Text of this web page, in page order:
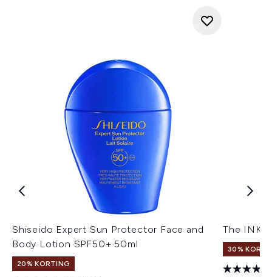
Shiseido Expert Sun Protector Face and
Body Lotion SPF50+ 50ml
20% KORTING
The
30%